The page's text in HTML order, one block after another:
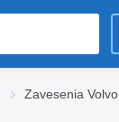
Zavesenia